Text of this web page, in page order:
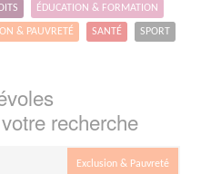
ÉDUCATION & FORMATION
& PAUVRETÉ SANTÉ SPORT
recherche
Exclusion & Pauvreté